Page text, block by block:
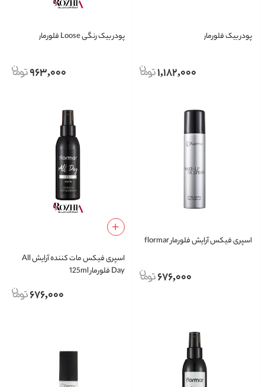
پودر بیک فلورمار
1,182,000
پودر بیک رنگی Loose فلورمار
963,000
اسپری فیکس آرایش فلورمار flormar
676,000
اسپری فیکس مات کننده آرایش All
Day فلورمار 125ml
676,000